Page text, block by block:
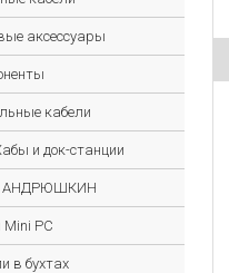
аксессуары
кабели
и док-станции
АНДРЮШКИН
Mini PC
в бухтах